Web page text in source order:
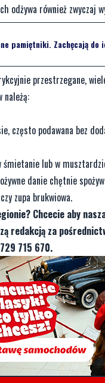
odżywa również
pamiętniki. Zachęcają do
przestrzegane,
należą:
często podawana bez
śmietanie lub w
danie chętnie
zupa brukwiowa.
Chcecie aby
redakcją za
715 670.